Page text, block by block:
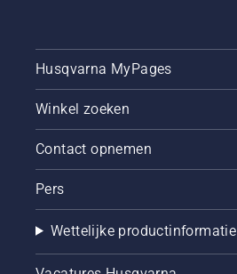
Husqvarna MyPages
Winkel zoeken
Contact opnemen
Pers
Wettelijke productinformatie